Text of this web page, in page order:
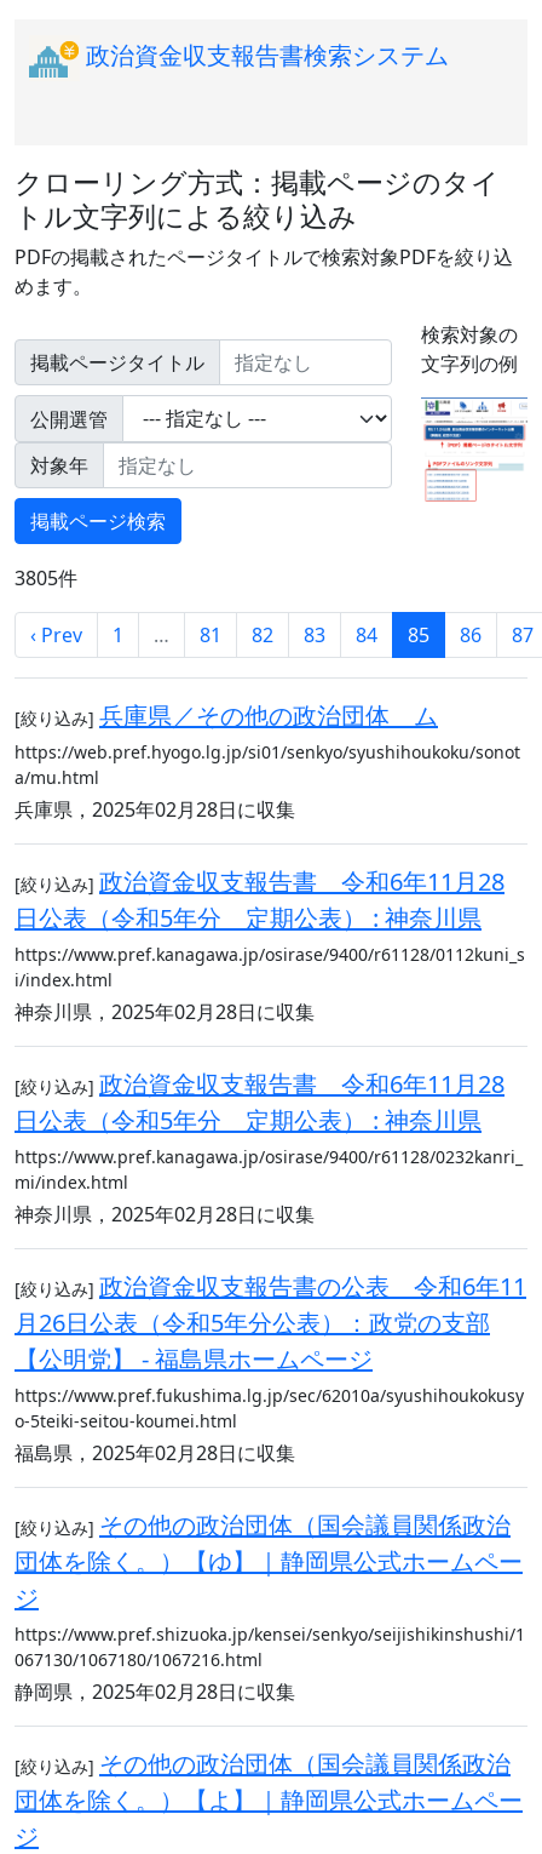
政治資金収支報告書検索システム
クローリング方式：掲載ページのタイ
トル文字列による絞り込み
PDFの掲載されたページタイトルで検索対象PDFを絞り込
めます。
掲載ページタイトル
公開選管
対象年
検索対象の
文字列の例
3805件
‹ Prev 1 … 81 82 83 84 85 86 87
[絞り込み] 兵庫県／その他の政治団体 ム
https://web.pref.hyogo.lg.jp/si01/senkyo/syushihoukoku/sonot
a/mu.html
兵庫県，2025年02月28日に収集
[絞り込み] 政治資金収支報告書 令和6年11月28
日公表（令和5年分 定期公表） : 神奈川県
https://www.pref.kanagawa.jp/osirase/9400/r61128/0112kuni_s
i/index.html
神奈川県，2025年02月28日に収集
[絞り込み] 政治資金収支報告書 令和6年11月28
日公表（令和5年分 定期公表） : 神奈川県
https://www.pref.kanagawa.jp/osirase/9400/r61128/0232kanri_
mi/index.html
神奈川県，2025年02月28日に収集
[絞り込み] 政治資金収支報告書の公表 令和6年11
月26日公表（令和5年分公表）：政党の支部
【公明党】 - 福島県ホームページ
https://www.pref.fukushima.lg.jp/sec/62010a/syushihoukokusy
o-5teiki-seitou-koumei.html
福島県，2025年02月28日に収集
[絞り込み] その他の政治団体（国会議員関係政治
団体を除く。）【ゆ】｜静岡県公式ホームペー
ジ
https://www.pref.shizuoka.jp/kensei/senkyo/seijishikinshushi/1
067130/1067180/1067216.html
静岡県，2025年02月28日に収集
[絞り込み] その他の政治団体（国会議員関係政治
団体を除く。）【よ】｜静岡県公式ホームペー
ジ